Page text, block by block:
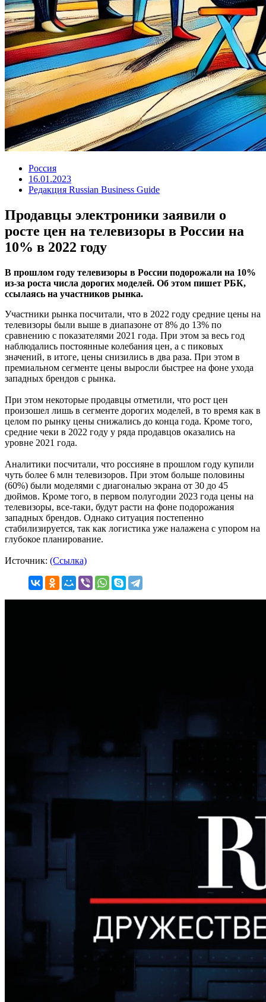
Россия
16.01.2023
Редакция Russian Business Guide
Продавцы электроники заявили о
росте цен на телевизоры в России на
10% в 2022 году
В прошлом году телевизоры в России подорожали на 10%
из-за роста числа дорогих моделей. Об этом пишет РБК,
ссылаясь на участников рынка.
Участники рынка посчитали, что в 2022 году средние цены на
телевизоры были выше в диапазоне от 8% до 13% по
сравнению с показателями 2021 года. При этом за весь год
наблюдались постоянные колебания цен, а с пиковых
значений, в итоге, цены снизились в два раза. При этом в
премиальном сегменте цены выросли быстрее на фоне ухода
западных брендов с рынка.
При этом некоторые продавцы отметили, что рост цен
произошел лишь в сегменте дорогих моделей, в то время как в
целом по рынку цены снижались до конца года. Кроме того,
средние чеки в 2022 году у ряда продавцов оказались на
уровне 2021 года.
Аналитики посчитали, что россияне в прошлом году купили
чуть более 6 млн телевизоров. При этом больше половины
(60%) были моделями с диагональю экрана от 30 до 45
дюймов. Кроме того, в первом полугодии 2023 года цены на
телевизоры, все-таки, будут расти на фоне подорожания
западных брендов. Однако ситуация постепенно
стабилизируется, так как логистика уже налажена с упором на
глубокое планирование.
Источник: (Ссылка)